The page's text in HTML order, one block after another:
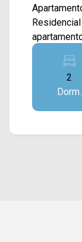
Residencial
sala de
conectada
vista livre com piso
laminado;
garagem. Localizado no bairro Vila Dainese,
Av. Alfredo
Menos,
2
Dorm.